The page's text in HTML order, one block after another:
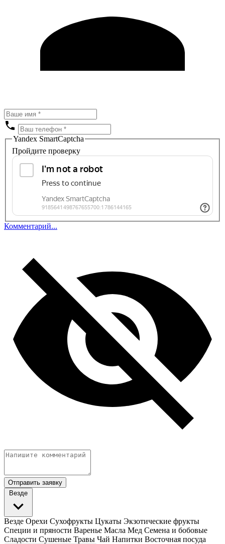
Yandex SmartCaptcha
Пройдите проверку
Комментарий...
Отправить заявку
Везде
Везде Орехи Сухофрукты Цукаты Экзотические фрукты
Специи и пряности Варенье Масла Мед Семена и бобовые
Сладости Сушеные Травы Чай Напитки Восточная посуда